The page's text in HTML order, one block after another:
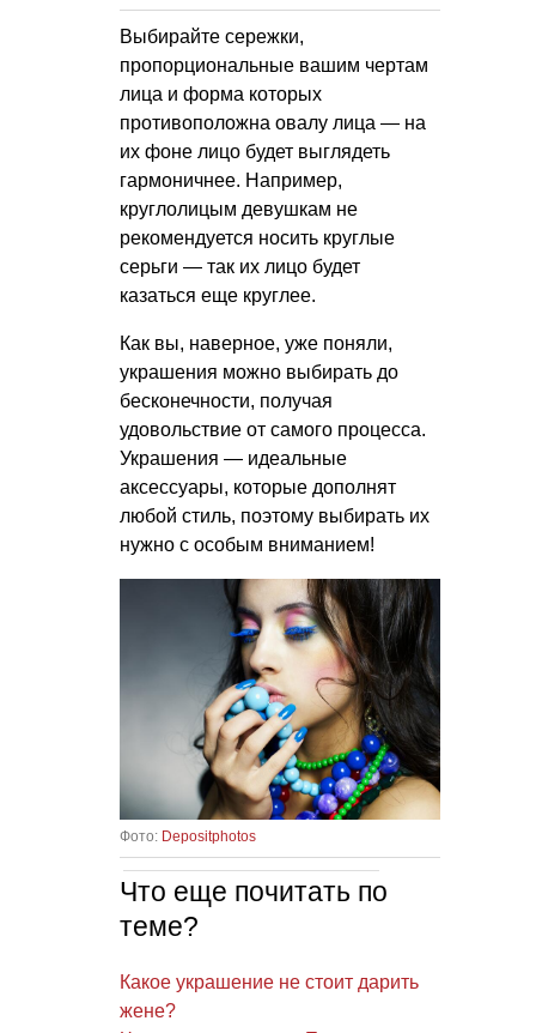
Выбирайте сережки,
пропорциональные вашим чертам
лица и форма которых
противоположна овалу лица — на
их фоне лицо будет выглядеть
гармоничнее. Например,
круглолицым девушкам не
рекомендуется носить круглые
серьги — так их лицо будет
казаться еще круглее.
Как вы, наверное, уже поняли,
украшения можно выбирать до
бесконечности, получая
удовольствие от самого процесса.
Украшения — идеальные
аксессуары, которые дополнят
любой стиль, поэтому выбирать их
нужно с особым вниманием!
Фото: Depositphotos
Что еще почитать по
теме?
Какое украшение не стоит дарить
жене?